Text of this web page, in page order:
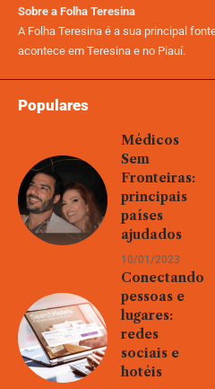
Sobre a Folha Teresina
A Folha Teresina é a sua principal
acontece em Teresina e no Piauí.
Populares
Médicos
Sem
Fronteiras:
principais
países
ajudados
10/01/2023
Conectando
pessoas e
lugares:
redes
sociais e
hotéis